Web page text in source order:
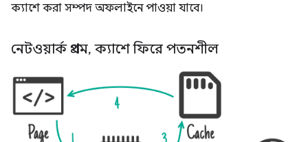
ক্যাশে করা সম্পদ অফলাইনে পাওয়া যাবে।
নেটওয়ার্ক প্রথম, ক্যাশে ফিরে পতনশীল